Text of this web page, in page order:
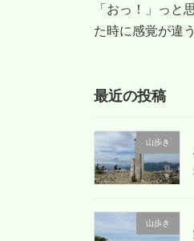
「おっ！」っと
た時に感覚が違
最近の投稿
山歩き
山歩き